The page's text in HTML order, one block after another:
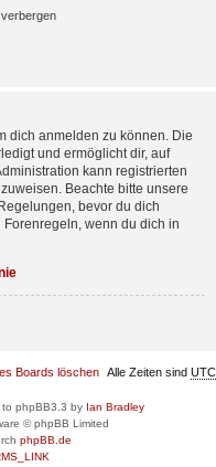
dich anmelden zu können. Die
und ermöglicht dir, auf
kann registrierten
Beachte bitte unsere
bevor du dich
wenn du dich in
Alle Zeiten sind UTC
Boards löschen
phpBB3.3 by Ian Bradley
© phpBB Limited
phpBB.de